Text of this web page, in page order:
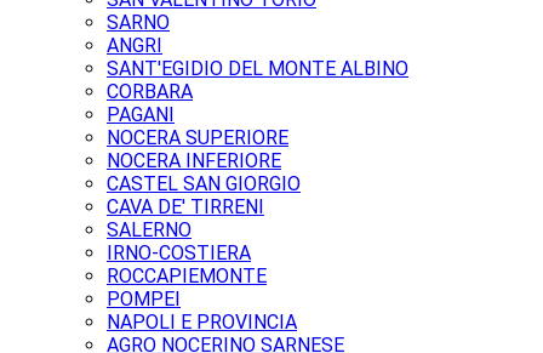
SARNO
ANGRI
SANT'EGIDIO DEL MONTE ALBINO
CORBARA
PAGANI
NOCERA SUPERIORE
NOCERA INFERIORE
CASTEL SAN GIORGIO
CAVA DE' TIRRENI
SALERNO
IRNO-COSTIERA
ROCCAPIEMONTE
POMPEI
NAPOLI E PROVINCIA
AGRO NOCERINO SARNESE